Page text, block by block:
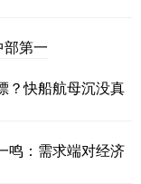
部第一
？快船航母沉没真
鸣：需求端对经济